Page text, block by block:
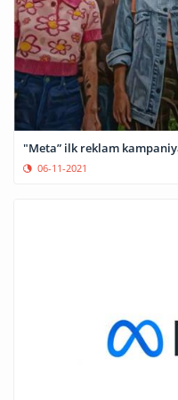
"Meta” ilk reklam
06-11-2021